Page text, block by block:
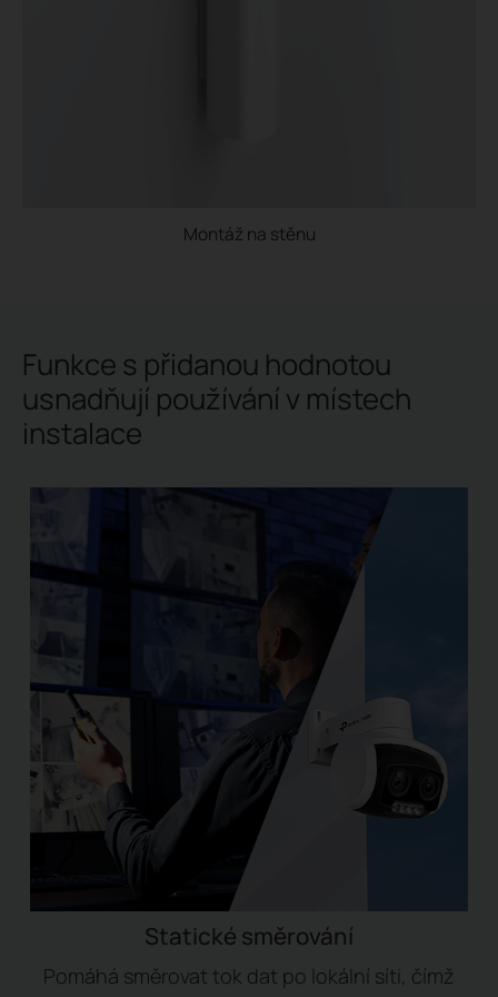
Montáž na stěnu
Funkce s přidanou hodnotou
usnadňují používání v místech
instalace
Statické směrování
Pomáhá směrovat tok dat po lokální síti, čímž